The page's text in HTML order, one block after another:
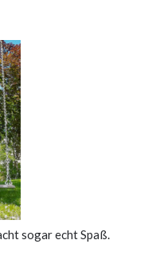
sogar echt Spaß.